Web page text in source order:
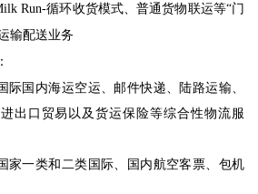
Run-循环收货模式、普通货物联运等“门
输配送业务
：
际国内海运空运、邮件快递、陆路运输、
出口贸易以及货运保险等综合性物流服
家一类和二类国际、国内航空客票、包机